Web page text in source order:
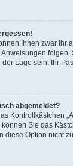
Ihnen zwar Ihr
Lage sein, Ihr
abgemeldet?
Kontrollkästchen
Sie das
diese Option nicht